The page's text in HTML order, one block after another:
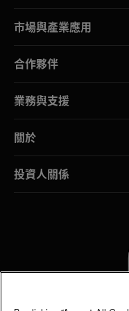
市場與產業應用
合作夥伴
業務與支援
關於
投資人關係